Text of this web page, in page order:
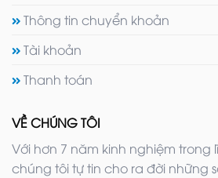
Thông tin chuyển khoản
Tài khoản
Thanh toán
VỀ CHÚNG TÔI
Với hơn 7 năm kinh nghiệm trong
chúng tôi tự tin cho ra đời những